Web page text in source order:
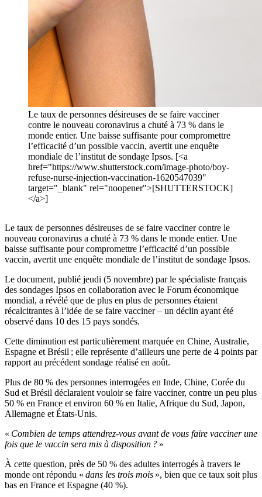
Le taux de personnes désireuses de se faire vacciner
contre le nouveau coronavirus a chuté à 73 % dans le
monde entier. Une baisse suffisante pour compromettre
l’efficacité d’un possible vaccin, avertit une enquête
mondiale de l’institut de sondage Ipsos. [<a
href="https://www.shutterstock.com/image-photo/boy-
refuse-nurse-injection-vaccination-1620547039"
target="_blank" rel="noopener">[SHUTTERSTOCK]
</a>]
Le taux de personnes désireuses de se faire vacciner contre le
nouveau coronavirus a chuté à 73 % dans le monde entier. Une
baisse suffisante pour compromettre l’efficacité d’un possible
vaccin, avertit une enquête mondiale de l’institut de sondage Ipsos.
Le document, publié jeudi (5 novembre) par le spécialiste français
des sondages Ipsos en collaboration avec le Forum économique
mondial, a révélé que de plus en plus de personnes étaient
récalcitrantes à l’idée de se faire vacciner – un déclin ayant été
observé dans 10 des 15 pays sondés.
Cette diminution est particulièrement marquée en Chine, Australie,
Espagne et Brésil ; elle représente d’ailleurs une perte de 4 points par
rapport au précédent sondage réalisé en août.
Plus de 80 % des personnes interrogées en Inde, Chine, Corée du
Sud et Brésil déclaraient vouloir se faire vacciner, contre un peu plus
50 % en France et environ 60 % en Italie, Afrique du Sud, Japon,
Allemagne et États-Unis.
« Combien de temps attendrez-vous avant de vous faire vacciner une
fois que le vaccin sera mis à disposition ? »
À cette question, près de 50 % des adultes interrogés à travers le
monde ont répondu « dans les trois mois », bien que ce taux soit plus
bas en France et Espagne (40 %).